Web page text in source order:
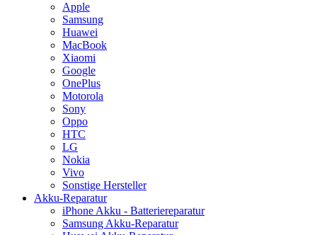
Apple
Samsung
Huawei
MacBook
Xiaomi
Google
OnePlus
Motorola
Sony
Oppo
HTC
LG
Nokia
Vivo
Sonstige Hersteller
Akku-Reparatur
iPhone Akku - Batteriereparatur
Samsung Akku-Reparatur